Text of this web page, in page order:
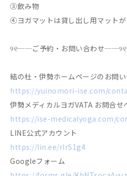
③飲み物
④ヨガマットは貸し出し用マット
୨୧┈┈ご予約・お問い合わせ┈┈୨୧
結の杜・伊勢ホームページのお問
https://yuinomori-ise.com/
伊勢メディカルヨガVATA お問合せ
https://ise-medicalyoga.com/
LINE公式アカウント
https://lin.ee/rIrS1g4
Googleフォーム